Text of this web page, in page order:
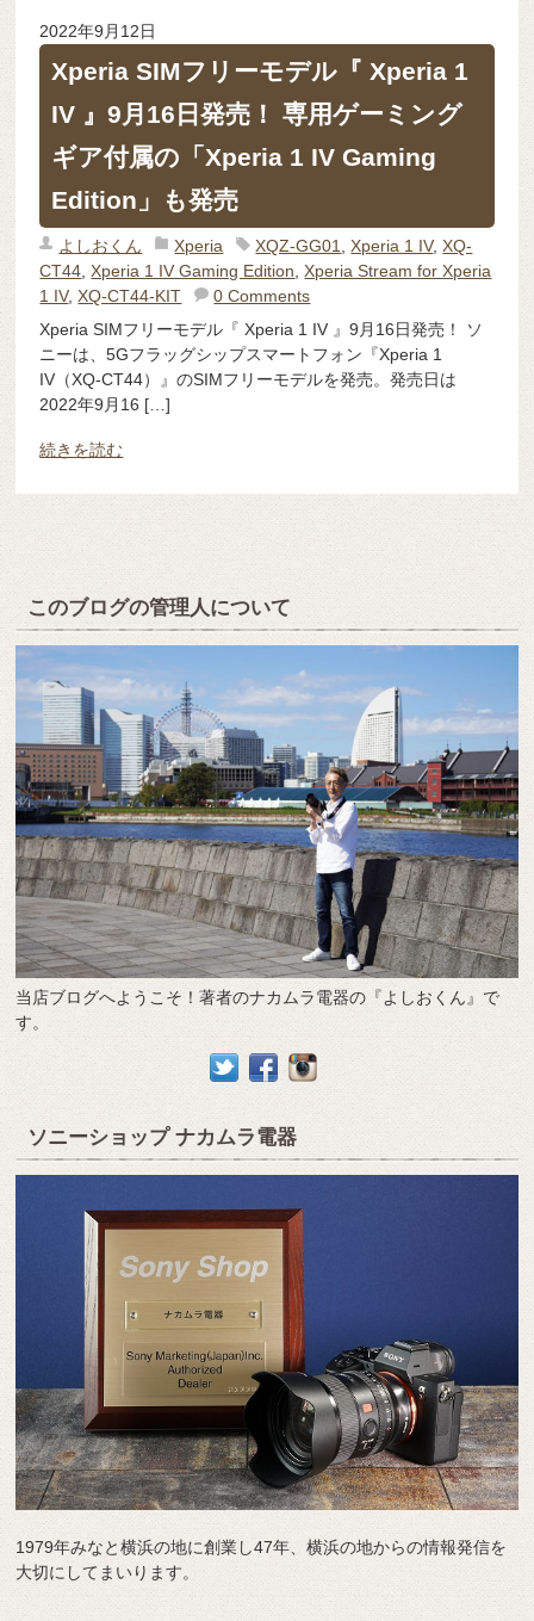
2022年9月12日
Xperia SIMフリーモデル『 Xperia 1
IV 』9月16日発売！ 専用ゲーミング
ギア付属の「Xperia 1 IV Gaming
Edition」も発売
よしおくん Xperia XQZ-GG01 ,Xperia 1 IV,XQ-
CT44 ,Xperia 1 IV Gaming Edition ,Xperia Stream for Xperia
1 IV,XQ-CT44-KIT
0 Comments
Xperia SIMフリーモデル『 Xperia 1 IV 』9月16日発売！ ソ
ニーは、5Gフラッグシップスマートフォン『Xperia 1
IV（XQ-CT44）』のSIMフリーモデルを発売。発売日は
2022年9月16 […]
続きを読む
このブログの管理人について
当店ブログへようこそ！著者のナカムラ電器の『よしおくん』で
す。
ソニーショップ ナカムラ電器
1979年みなと横浜の地に創業し47年、横浜の地からの情報発信を
大切にしてまいります。